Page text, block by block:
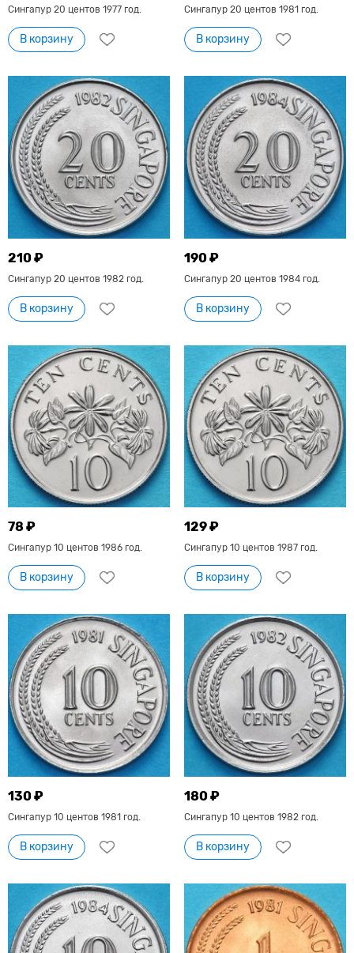
Сингапур 20 центов 1977 год.
В корзину
Сингапур 20 центов 1981 год.
В корзину
210 ₽
Сингапур 20 центов 1982 год.
В корзину
190 ₽
Сингапур 20 центов 1984 год.
В корзину
78 ₽
Сингапур 10 центов 1986 год.
В корзину
129 ₽
Сингапур 10 центов 1987 год.
В корзину
130 ₽
Сингапур 10 центов 1981 год.
В корзину
180 ₽
Сингапур 10 центов 1982 год.
В корзину